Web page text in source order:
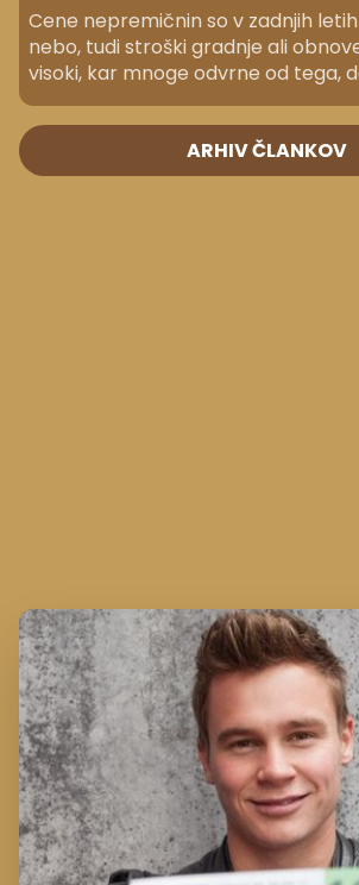
Cene nepremičnin so v zadnjih
nebo, tudi stroški gradnje ali
visoki, kar mnoge odvrne od tega,
nov oziroma bolj funkcionalen
razloga, da bi kar obupali, še
načrtujete nakup oziroma gradnjo
nizkoenergijskega doma in v
ARHIV ČLANKOV